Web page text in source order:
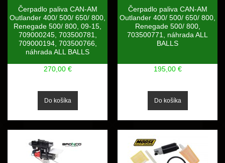
Čerpadlo paliva CAN-AM
Outlander 400/ 500/ 650/ 800,
Renegade 500/ 800, 09-15,
709000245, 703500781,
709000194, 703500766,
náhrada ALL BALLS
270,00 €
Čerpadlo paliva CAN-AM
Outlander 400/ 500/ 650/ 800,
Renegade 500/ 800,
703500771, náhrada ALL
BALLS
195,00 €